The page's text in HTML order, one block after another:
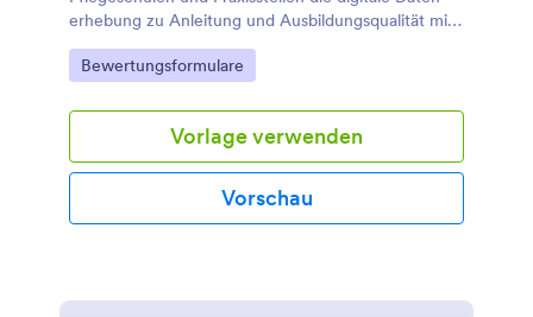
erhebung zu Anleitung und Ausbildungsqualität mit
Jotform, inklusive einfacher Anpassung und
zentraler Verwaltung jeder Formularantwort.
Go to Category:
Bewertungsformulare
Vorlage verwenden
Vorschau